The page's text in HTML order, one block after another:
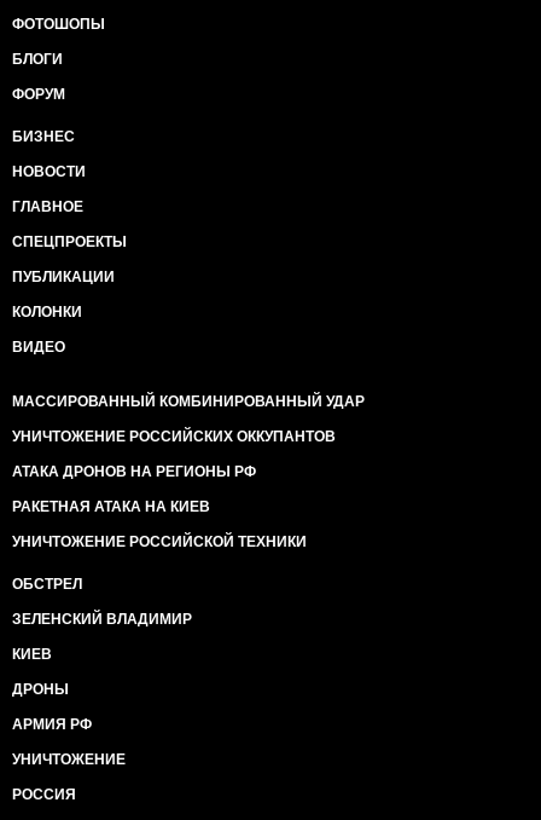
ФОТОШОПЫ
БЛОГИ
ФОРУМ
БИЗНЕС
НОВОСТИ
ГЛАВНОЕ
СПЕЦПРОЕКТЫ
ПУБЛИКАЦИИ
КОЛОНКИ
ВИДЕО
МАССИРОВАННЫЙ КОМБИНИРОВАННЫЙ УДАР
УНИЧТОЖЕНИЕ РОССИЙСКИХ ОККУПАНТОВ
АТАКА ДРОНОВ НА РЕГИОНЫ РФ
РАКЕТНАЯ АТАКА НА КИЕВ
УНИЧТОЖЕНИЕ РОССИЙСКОЙ ТЕХНИКИ
ОБСТРЕЛ
ЗЕЛЕНСКИЙ ВЛАДИМИР
КИЕВ
ДРОНЫ
АРМИЯ РФ
УНИЧТОЖЕНИЕ
РОССИЯ